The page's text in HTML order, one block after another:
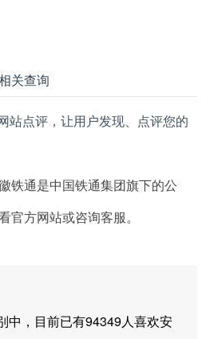
关查询
站点评，让用户发现、点评您的
铁通是中国铁通集团旗下的公
方网站或咨询客服。
中，目前已有94349人喜欢安